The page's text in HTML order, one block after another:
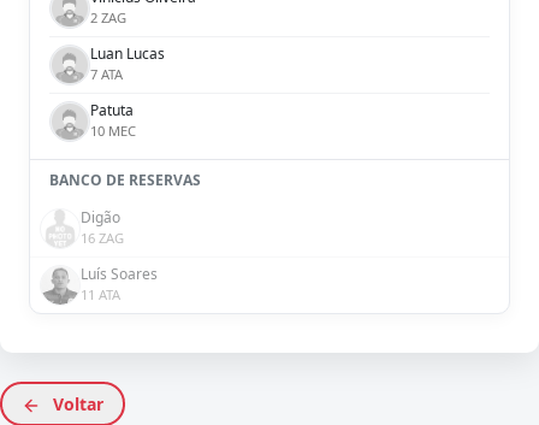
2 ZAG
Luan Lucas
7 ATA
Patuta
10 MEC
BANCO DE RESERVAS
Digão
16 ZAG
Luís Soares
11 ATA
Voltar